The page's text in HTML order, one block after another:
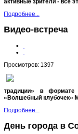
Подробнее...
Видео-встреча
Просмотров: 1397
традиции» в формате
«Волшебный клубочек»
Подробнее...
День города в